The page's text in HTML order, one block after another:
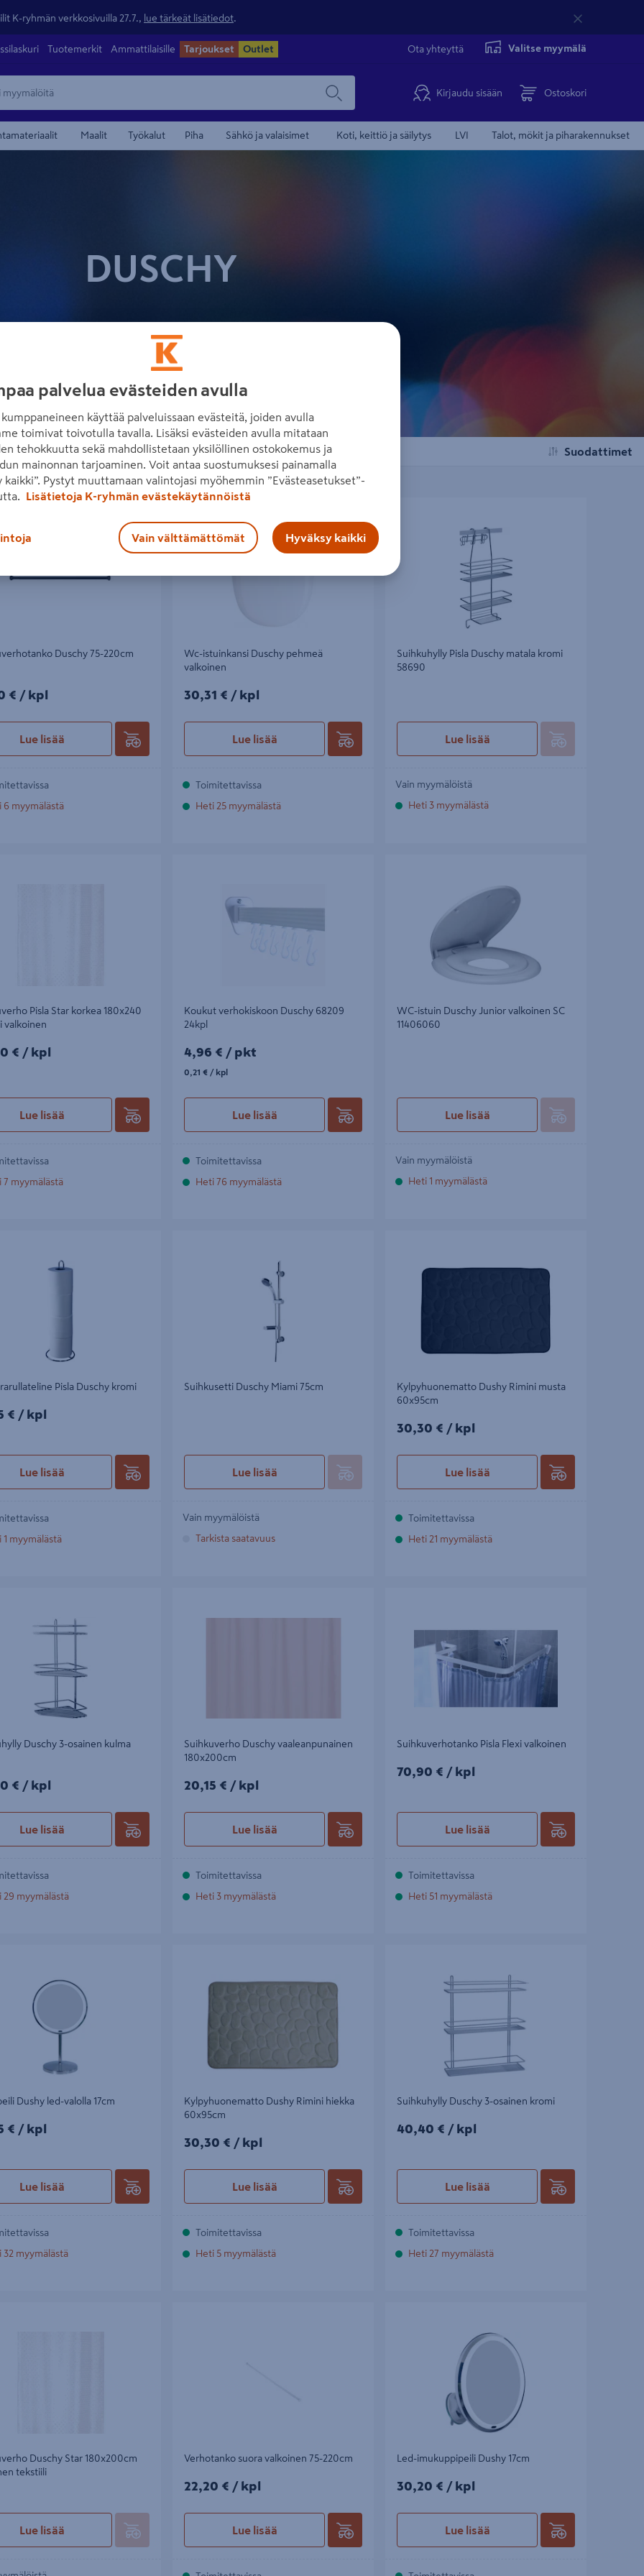
K-ryhmän verkkosivuilla 27.7., lue tärkeät lisätiedot
Tuotemerkit Ammattilaisille Tarjoukset Outlet Ota yhteyttä Valitse myymälä
Kirjaudu sisään Ostoskori
Maalit Työkalut Piha Sähkö ja valaisimet Koti, keittiö ja säilytys LVI Talot, mökit ja piharakennukset
DUSCHY
Suodattimet
56 tuotetta
Duschy 75-220cm musta
Duschy 75-220cm
kpl
€ / kpl
Lue lisää
6 myymälästä
Wc-istuinkansi Duschy pehmeä valkoinen
Wc-istuinkansi Duschy pehmeä
valkoinen
30,31€/kpl
30,31 € / kpl
Lue lisää
Toimitettavissa
Heti 25 myymälästä
Suihkuhylly Pisla Duschy matala kromi
58690
Lue lisää
Vain myymälöistä
Heti 3 myymälästä
Pisla Star korkea 180x240
valkoinen
kpl
€ / kpl
Lue lisää
7 myymälästä
Koukut verhokiskoon Duschy 68209
24kpl
4,96€/pkt
4,96 € / pkt
0,21€/kpl
0,21 € / kpl
Lue lisää
Toimitettavissa
Heti 76 myymälästä
WC-istuin Duschy Junior valkoinen SC
11406060
Lue lisää
Vain myymälöistä
Heti 1 myymälästä
Pisla Duschy kromi
kpl
€ / kpl
Lue lisää
1 myymälästä
Suihkusetti Duschy Miami 75cm
Lue lisää
Vain myymälöistä
Tarkista saatavuus
Kylpyhuonematto Dushy Rimini musta
60x95cm
30,30€/kpl
30,30 € / kpl
Lue lisää
Toimitettavissa
Heti 21 myymälästä
Duschy 3-osainen kulma
kpl
€ / kpl
Lue lisää
29 myymälästä
Suihkuverho Duschy vaaleanpunainen
180x200cm
20,15€/kpl
20,15 € / kpl
Lue lisää
Toimitettavissa
Heti 3 myymälästä
Suihkuverhotanko Pisla Flexi valkoinen
70,90€/kpl
70,90 € / kpl
Lue lisää
Toimitettavissa
Heti 51 myymälästä
Dushy led-valolla 17cm
kpl
€ / kpl
Lue lisää
32 myymälästä
Kylpyhuonematto Dushy Rimini hiekka
60x95cm
30,30€/kpl
30,30 € / kpl
Lue lisää
Toimitettavissa
Heti 5 myymälästä
Suihkuhylly Duschy 3-osainen kromi
40,40€/kpl
40,40 € / kpl
Lue lisää
Toimitettavissa
Heti 27 myymälästä
Duschy Star 180x200cm
tekstiili
Lue lisää
Verhotanko suora valkoinen 75-220cm
22,20€/kpl
22,20 € / kpl
Lue lisää
Led-imukuppipeili Dushy 17cm
30,20€/kpl
30,20 € / kpl
Lue lisää
palvelua evästeiden avulla
käyttää palveluissaan evästeitä, joiden avulla
toimivat toivotulla tavalla. Lisäksi evästeiden avulla mitataan
tehokkuutta sekä mahdollistetaan yksilöllinen ostokokemus ja
mainonnan tarjoaminen. Voit antaa suostumuksesi painamalla
kaikki”. Pystyt muuttamaan valintojasi myöhemmin ”Evästeasetukset”-
Lisätietoja K-ryhmän evästekäytännöistä
Vain välttämättömät Hyväksy kaikki